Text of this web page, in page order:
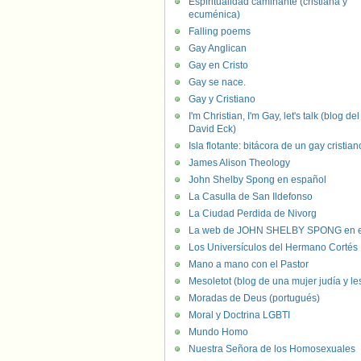
ecuménica)
Falling poems
Gay Anglican
Gay en Cristo
Gay se nace.
Gay y Cristiano
I'm Christian, I'm Gay, let's talk (blog del
David Eck)
Isla flotante: bitácora de un gay
James Alison Theology
John Shelby Spong en español
La Casulla de San Ildefonso
La Ciudad Perdida de Nivorg
La web de JOHN SHELBY SPONG en
Los Universículos del Hermano Cortés
Mano a mano con el Pastor
Mesoletot (blog de una mujer judía y
Moradas de Deus (portugués)
Moral y Doctrina LGBTI
Mundo Homo
Nuestra Señora de los Homosexuales